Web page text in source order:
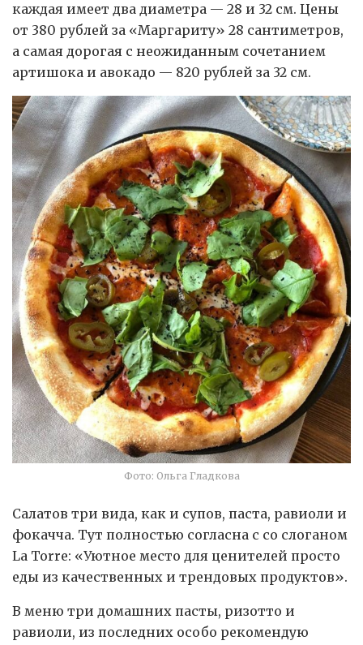
каждая имеет два диаметра — 28 и 32 см. Цены
от 380 рублей за «Маргариту» 28 сантиметров,
а самая дорогая с неожиданным сочетанием
артишока и авокадо — 820 рублей за 32 см.
Фото: Ольга Гладкова
Салатов три вида, как и супов, паста, равиоли и
фокачча. Тут полностью согласна с со слоганом
La Torre: «Уютное место для ценителей просто
еды из качественных и трендовых продуктов».
В меню три домашних пасты, ризотто и
равиоли, из последних особо рекомендую